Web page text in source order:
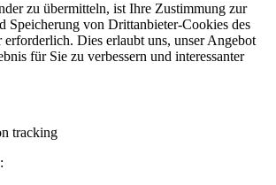
zu übermitteln, ist Ihre Zustimmung zur
Speicherung von Drittanbieter-Cookies des
Dies erlaubt uns, unser Angebot
für Sie zu verbessern und interessanter
tracking